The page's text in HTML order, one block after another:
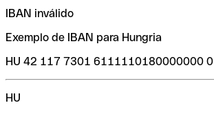
IBAN inválido
Exemplo de IBAN para Hungria
HU 42 117 7301 6111110180000000 0
HU